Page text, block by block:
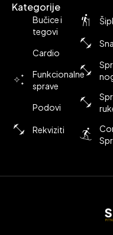
Kategorije
Bučice i
tegovi
Cardio
Funkcionalne
sprave
Podovi
Rekviziti